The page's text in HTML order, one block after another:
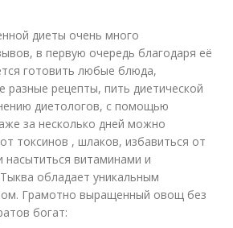
диеты очень много
в первую очередь благодаря её
готовить любые блюда,
разные рецепты, пить диетической
диетологов, с помощью
за несколько дней можно
токсинов , шлаков, избавиться от
насытиться витаминами и
обладает уникальным
Грамотно выращенный овощ без
богат: